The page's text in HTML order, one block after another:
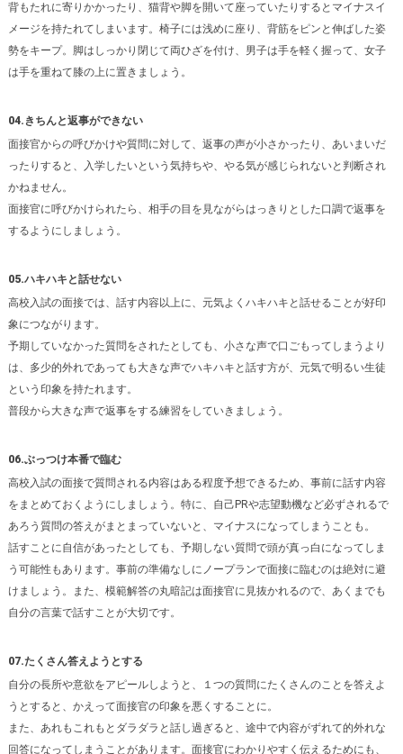
背もたれに寄りかかったり、猫背や脚を開いて座っていたりするとマイナスイ
メージを持たれてしまいます。椅子には浅めに座り、背筋をピンと伸ばした姿
勢をキープ。脚はしっかり閉じて両ひざを付け、男子は手を軽く握って、女子
は手を重ねて膝の上に置きましょう。
04.きちんと返事ができない
面接官からの呼びかけや質問に対して、返事の声が小さかったり、あいまいだ
ったりすると、入学したいという気持ちや、やる気が感じられないと判断され
かねません。
面接官に呼びかけられたら、相手の目を見ながらはっきりとした口調で返事を
するようにしましょう。
05.ハキハキと話せない
高校入試の面接では、話す内容以上に、元気よくハキハキと話せることが好印
象につながります。
予期していなかった質問をされたとしても、小さな声で口ごもってしまうより
は、多少的外れであっても大きな声でハキハキと話す方が、元気で明るい生徒
という印象を持たれます。
普段から大きな声で返事をする練習をしていきましょう。
06.ぶっつけ本番で臨む
高校入試の面接で質問される内容はある程度予想できるため、事前に話す内容
をまとめておくようにしましょう。特に、自己PRや志望動機など必ずされるで
あろう質問の答えがまとまっていないと、マイナスになってしまうことも。
話すことに自信があったとしても、予期しない質問で頭が真っ白になってしま
う可能性もあります。事前の準備なしにノープランで面接に臨むのは絶対に避
けましょう。また、模範解答の丸暗記は面接官に見抜かれるので、あくまでも
自分の言葉で話すことが大切です。
07.たくさん答えようとする
自分の長所や意欲をアピールしようと、１つの質問にたくさんのことを答えよ
うとすると、かえって面接官の印象を悪くすることに。
また、あれもこれもとダラダラと話し過ぎると、途中で内容がずれて的外れな
回答になってしまうことがあります。面接官にわかりやすく伝えるためにも、